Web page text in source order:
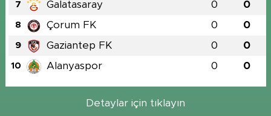
7 Galatasaray 0 0
8 Çorum FK 0 0
9 Gaziantep FK 0 0
10 Alanyaspor 0 0
Detaylar için tıklayın